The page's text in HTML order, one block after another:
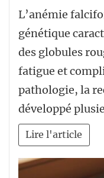
L’anémie
génétique
des globules
fatigue et
pathologie, la
développé
Lire l'article